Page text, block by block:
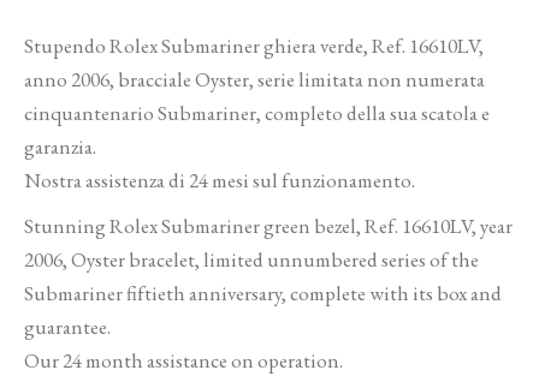
Stupendo Rolex Submariner ghiera verde, Ref. 16610LV,
anno 2006, bracciale Oyster, serie limitata non numerata
cinquantenario Submariner, completo della sua scatola e
garanzia.
Nostra assistenza di 24 mesi sul funzionamento.
Stunning Rolex Submariner green bezel, Ref. 16610LV, year
2006, Oyster bracelet, limited unnumbered series of the
Submariner fiftieth anniversary, complete with its box and
guarantee.
Our 24 month assistance on operation.